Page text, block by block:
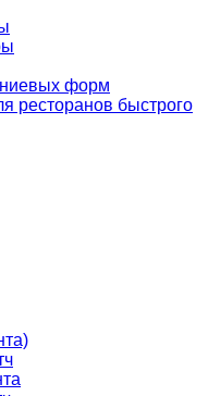
форм
ресторанов быстрого